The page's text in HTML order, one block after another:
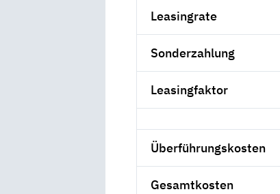
Leasingrate
Sonderzahlung
Leasingfaktor
Überführungskosten
Gesamtkosten